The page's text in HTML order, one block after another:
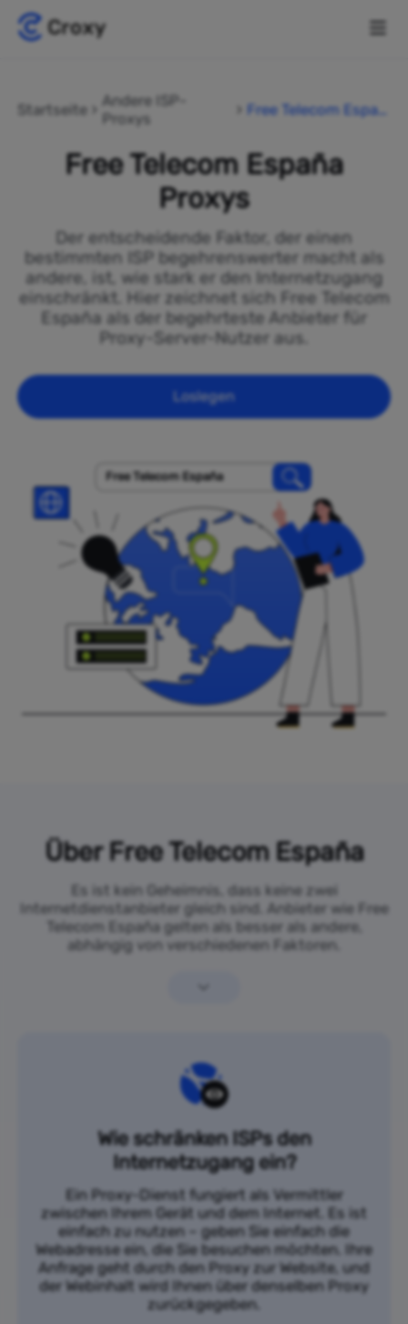
Startseite
Andere ISP-
Proxys
Free Telecom Españ
Free Telecom España
Proxys
Der entscheidende Faktor, der einen
bestimmten ISP begehrenswerter macht als
andere, ist, wie stark er den Internetzugang
einschränkt. Hier zeichnet sich Free Telecom
España als der begehrteste Anbieter für
Proxy-Server-Nutzer aus.
Loslegen
Free Telecom España
Über Free Telecom España
Es ist kein Geheimnis, dass keine zwei
Internetdienstanbieter gleich sind. Anbieter wie Free
Telecom España gelten als besser als andere,
abhängig von verschiedenen Faktoren.
Wie schränken ISPs den
Internetzugang ein?
Ein Proxy-Dienst fungiert als Vermittler
zwischen Ihrem Gerät und dem Internet. Es ist
einfach zu nutzen – geben Sie einfach die
Webadresse ein, die Sie besuchen möchten. Ihre
Anfrage geht durch den Proxy zur Website, und
der Webinhalt wird Ihnen über denselben Proxy
zurückgegeben.